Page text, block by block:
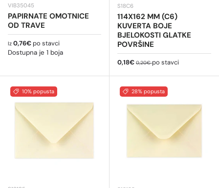
VIB35045
PAPIRNATE OMOTNICE
OD TRAVE
Redovna cijena
Iz 0,76€ po stavci
Dostupna je 1 boja
S18C6
114X162 MM (C6)
KUVERTA BOJE
BJELOKOSTI GLATKE
POVRŠINE
Cijena na sniženju
0,18€ Redovna cijena
0,20€po stavci
10% popusta 28% popusta